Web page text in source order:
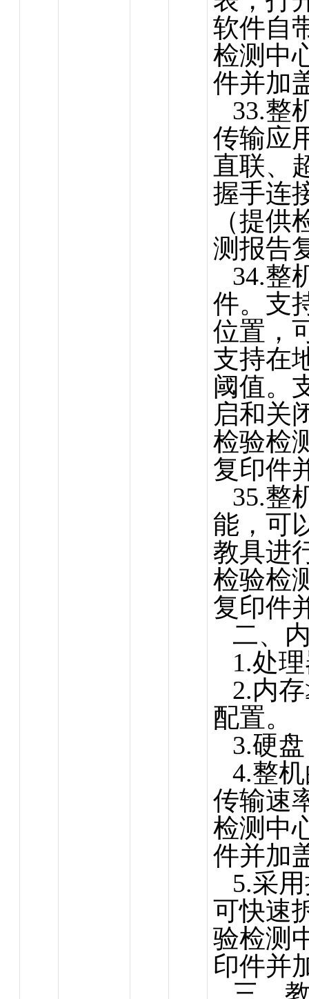
软件自
检测中
件并加
33.整
传输应
直联、
握手连
（提供
测报告
34.整
件。 支
位置，
支持在
阈值。
启和关
检验检
复印件
35.整
能，可
教具进
检验检
复印件
二、
1.处
2.内
配置。
3.硬
4.整
传输速
检测中
件并加
5.采
可快速
验检测
印件并